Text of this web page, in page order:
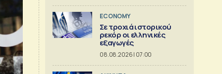
ECONOMY
Σε τροχιά ιστορικού
ρεκόρ οι ελληνικές
εξαγωγές
08.08.2026 | 07:00